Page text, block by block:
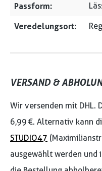
Passform:
Veredelungsort:
VERSAND &
Wir versenden mit DHL.
6,99 €. Alternativ kann
STUDIO47
ausgewählt werden und